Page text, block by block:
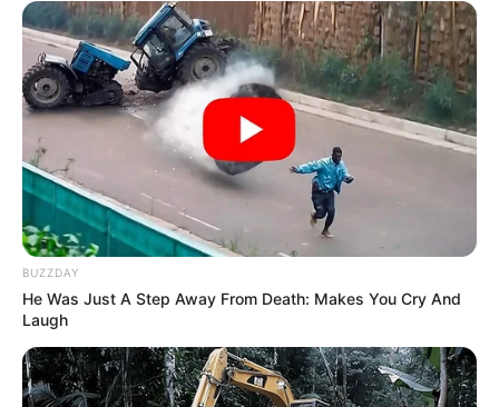
TAGS
ΜΑΓΑΖΙΑ
ΦΩΤΙΑ ΕΥΒΟΙΑ ΤΩΡΑ
ΧΑΛΚΙΔΑ ΝΕΑ
ΤΑΥΤΟΤΗΤΑ ΚΑΙ ΕΠΙΚΟΙΝΩΝΙΑ ΟΡΟΙ ΧΡΗΣΗΣ
BUZZDAY
He Was Just A Step Away From Death: Makes You Cry And
Laugh